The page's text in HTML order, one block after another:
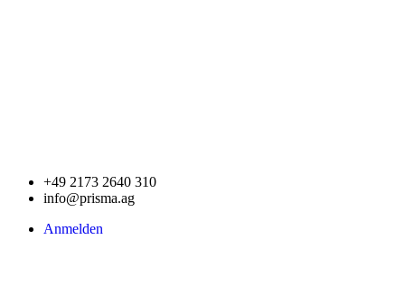
+49 2173 2640 310
info@prisma.ag
Anmelden